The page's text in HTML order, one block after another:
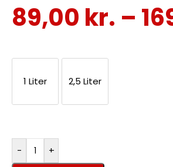
gulvklude, gulvmoppe eller
2,5 liter – vælg den størrelse der
89,00 kr. –
1 Liter 2,5 Liter
- +